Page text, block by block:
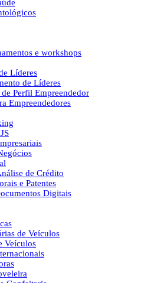
e workshops
Líderes
de Líderes
Perfil Empreendedor
Empreendedores
de Crédito
e Patentes
Digitais
de Veículos
Veículos